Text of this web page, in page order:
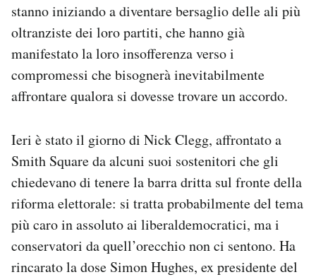
stanno iniziando a diventare bersaglio delle ali più
oltranziste dei loro partiti, che hanno già
manifestato la loro insofferenza verso i
compromessi che bisognerà inevitabilmente
affrontare qualora si dovesse trovare un accordo.
Ieri è stato il giorno di Nick Clegg, affrontato a
Smith Square da alcuni suoi sostenitori che gli
chiedevano di tenere la barra dritta sul fronte della
riforma elettorale: si tratta probabilmente del tema
più caro in assoluto ai liberaldemocratici, ma i
conservatori da quell’orecchio non ci sentono. Ha
rincarato la dose Simon Hughes, ex presidente del